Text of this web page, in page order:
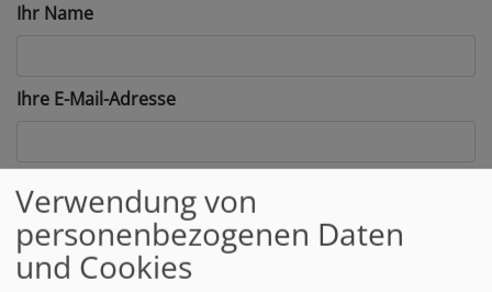
Ihr Name
Ihre E-Mail-Adresse
Betreff
Nachricht
Verwendung von
personenbezogenen Daten
und Cookies